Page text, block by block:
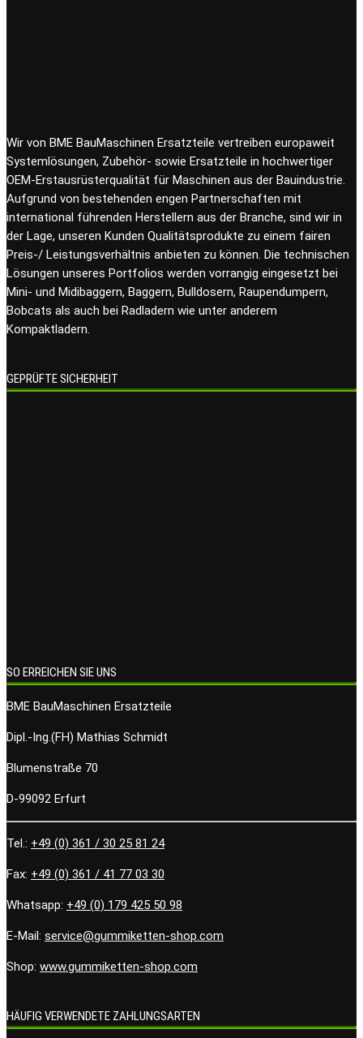
Wir von BME BauMaschinen Ersatzteile vertreiben europaweit
Systemlösungen, Zubehör- sowie Ersatzteile in hochwertiger
OEM-Erstausrüsterqualität für Maschinen aus der Bauindustrie.
Aufgrund von bestehenden engen Partnerschaften mit
international führenden Herstellern aus der Branche, sind wir in
der Lage, unseren Kunden Qualitätsprodukte zu einem fairen
Preis-/ Leistungsverhältnis anbieten zu können. Die technischen
Lösungen unseres Portfolios werden vorrangig eingesetzt bei
Mini- und Midibaggern, Baggern, Bulldosern, Raupendumpern,
Bobcats als auch bei Radladern wie unter anderem
Kompaktladern.
GEPRÜFTE SICHERHEIT
SO ERREICHEN SIE UNS
BME BauMaschinen Ersatzteile
Dipl.-Ing.(FH) Mathias Schmidt
Blumenstraße 70
D-99092 Erfurt
Tel.: +49 (0) 361 / 30 25 81 24
Fax: +49 (0) 361 / 41 77 03 30
Whatsapp: +49 (0) 179 425 50 98
E-Mail: service@gummiketten-shop.com
Shop: www.gummiketten-shop.com
HÄUFIG VERWENDETE ZAHLUNGSARTEN